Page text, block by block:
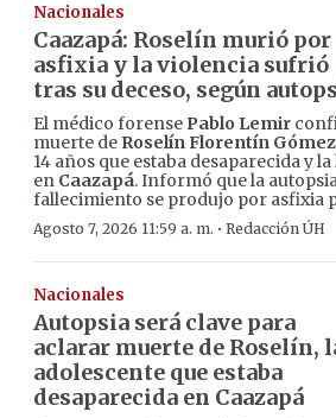
Nacionales
Caazapá: Roselín murió por
asfixia y la violencia sufrió
tras su deceso, según
El médico forense Pablo Lemir
muerte de Roselín Florentín Gómez
14 años que estaba desaparecida y
en Caazapá. Informó que la
fallecimiento se produjo por asfixia
Agosto 7, 2026 11:59 a. m. · Redacción ÚH
Nacionales
Autopsia será clave para
aclarar muerte de Roselín,
adolescente que estaba
desaparecida en Caazapá